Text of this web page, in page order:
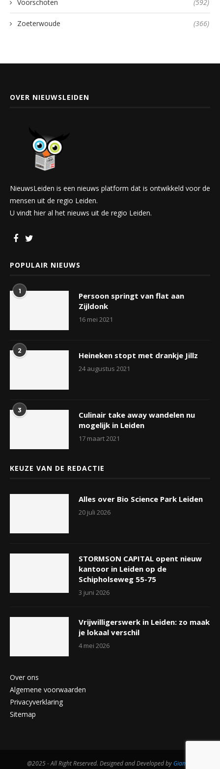
Voorschoten (592)
Zoeterwoude (366)
OVER NIEUWSLEIDEN
NieuwsLeiden is een nieuws platform dat is ontwikkeld voor de
mensen uit de regio Leiden.
U vindt hier al het nieuws uit de regio Leiden.
POPULAIR NIEUWS
1
Persoon springt van flat aan
Zijldonk
16 mei 2021
2 Heineken stopt met drankje Jillz
24 augustus 2021
3
Culinair take away wandelen nu
mogelijk in Leiden
17 maart 2021
KEUZE VAN DE REDACTIE
Alles over Bio Science Park Leiden
20 juli 2026
STORMSON CAPITAL opent nieuw
kantoor in Leiden op de
Schipholseweg 55-75
3 juni 2026
Vrijwilligerswerk in Leiden: zo maak
je lokaal verschil
4 mei 2026
Over ons
Algemene voorwaarden
Privacyverklaring
Sitemap
@2025 - All Right Reserved. Designed and Developed by Giam.nl